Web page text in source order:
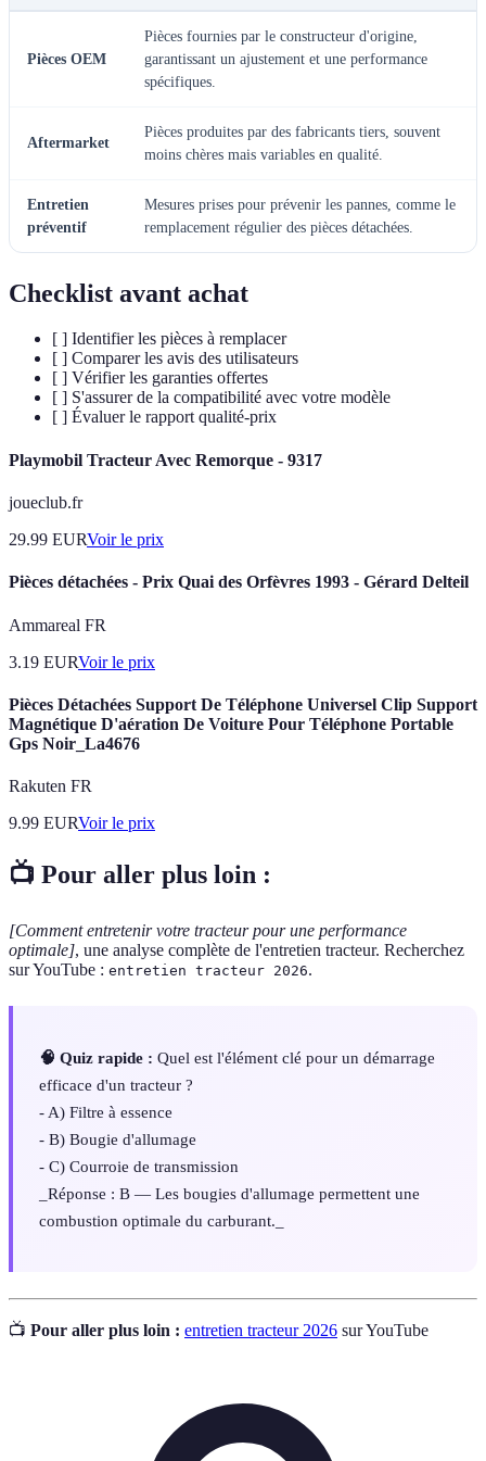
Pièces OEM
Pièces fournies par le constructeur d'origine,
garantissant un ajustement et une performance
spécifiques.
Aftermarket
Pièces produites par des fabricants tiers, souvent
moins chères mais variables en qualité.
Entretien
préventif
Mesures prises pour prévenir les pannes, comme le
remplacement régulier des pièces détachées.
Checklist avant achat
[ ] Identifier les pièces à remplacer
[ ] Comparer les avis des utilisateurs
[ ] Vérifier les garanties offertes
[ ] S'assurer de la compatibilité avec votre modèle
[ ] Évaluer le rapport qualité-prix
Playmobil Tracteur Avec Remorque - 9317
joueclub.fr
29.99 EURVoir le prix
Pièces détachées - Prix Quai des Orfèvres 1993 - Gérard Delteil
Ammareal FR
3.19 EURVoir le prix
Pièces Détachées Support De Téléphone Universel Clip Support
Magnétique D'aération De Voiture Pour Téléphone Portable
Gps Noir_La4676
Rakuten FR
9.99 EURVoir le prix
📺 Pour aller plus loin :
[Comment entretenir votre tracteur pour une performance
optimale], une analyse complète de l'entretien tracteur. Recherchez
sur YouTube : entretien tracteur 2026.
🧠 Quiz rapide : Quel est l'élément clé pour un démarrage
efficace d'un tracteur ?
- A) Filtre à essence
- B) Bougie d'allumage
- C) Courroie de transmission
_Réponse : B — Les bougies d'allumage permettent une
combustion optimale du carburant._
📺 Pour aller plus loin : entretien tracteur 2026 sur YouTube